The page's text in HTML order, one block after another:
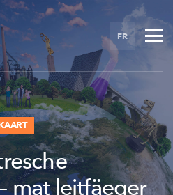
FR
mat leitfäeger